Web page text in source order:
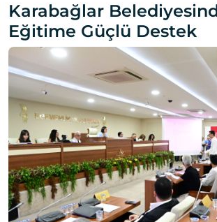
Karabağlar
Eğitime Güçlü Destek